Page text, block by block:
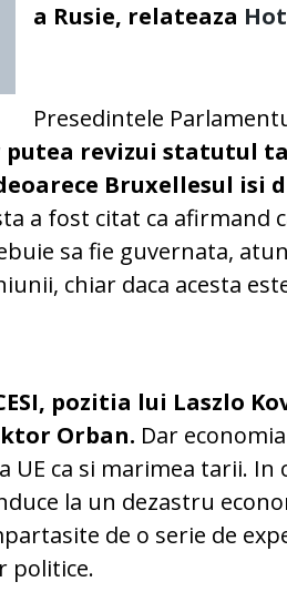
a Rusie, relateaza
Presedintele
putea revizui statutul
Bruxellesul isi
a fost citat ca afirmand
sa fie guvernata,
chiar daca acesta
pozitia lui Laszlo
Orban. Dar
ca si marimea tarii. In
la un dezastru
de o serie de
politice.